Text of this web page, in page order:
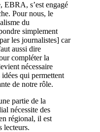
EBRA, s’est engagé
Pour nous, le
du
simplement
les journalistes] car
aussi dire
compléter la
nécessaire
qui permettent
de notre rôle.
partie de la
nécessite des
régional, il est
lecteurs.